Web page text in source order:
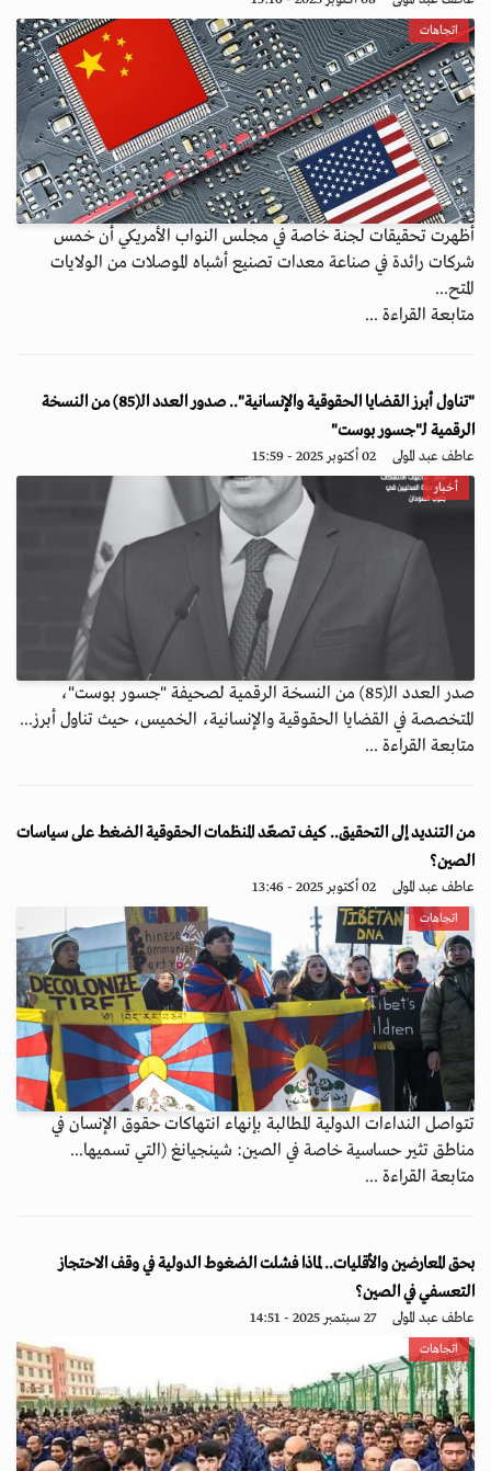
اتجاهات
أظهرت تحقيقات لجنة خاصة في مجلس النواب الأمريكي أن خمس
شركات رائدة في صناعة معدات تصنيع أشباه الموصلات من الولايات
المتح...
متابعة القراءة ...
"تناول أبرز القضايا الحقوقية والإنسانية".. صدور العدد الـ(85) من النسخة
الرقمية لـ"جسور بوست"
عاطف عبد المولى 02 أكتوبر 2025 - 15:59
أخبار
صدر العدد الـ(85) من النسخة الرقمية لصحيفة "جسور بوست"،
المتخصصة في القضايا الحقوقية والإنسانية، الخميس، حيث تناول أبرز...
متابعة القراءة ...
من التنديد إلى التحقيق.. كيف تصعّد المنظمات الحقوقية الضغط على سياسات
الصين؟
عاطف عبد المولى 02 أكتوبر 2025 - 13:46
اتجاهات
تتواصل النداءات الدولية المطالبة بإنهاء انتهاكات حقوق الإنسان في
مناطق تثير حساسية خاصة في الصين: شينجيانغ (التي تسميها...
متابعة القراءة ...
بحق المعارضين والأقليات.. لماذا فشلت الضغوط الدولية في وقف الاحتجاز
التعسفي في الصين؟
عاطف عبد المولى 27 سبتمبر 2025 - 14:51
اتجاهات